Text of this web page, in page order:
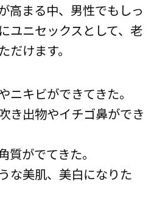
高まる中、男性でもしっ
ユニセックスとして、老
けます。
キビができてきた。
き出物やイチゴ鼻ができ
がでてきた。
な美肌、美白になりた